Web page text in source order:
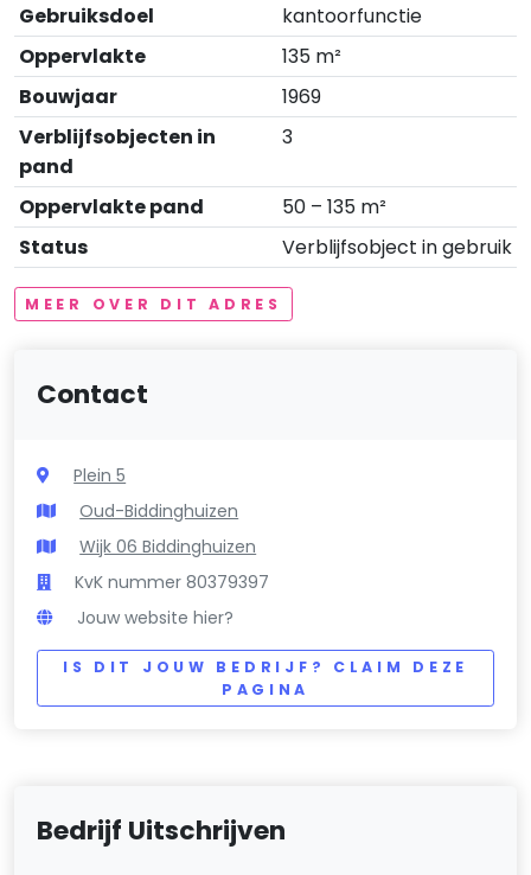
Gebruiksdoel
kantoorfunctie
Oppervlakte
135 m²
Bouwjaar
1969
Verblijfsobjecten in
pand
3
Oppervlakte pand
50 – 135 m²
Status
Verblijfsobject in gebruik
MEER OVER DIT ADRES
Contact
Plein 5
Oud-Biddinghuizen
Wijk 06 Biddinghuizen
KvK nummer 80379397
Jouw website hier?
IS DIT JOUW BEDRIJF? CLAIM DEZE
PAGINA
Bedrijf Uitschrijven